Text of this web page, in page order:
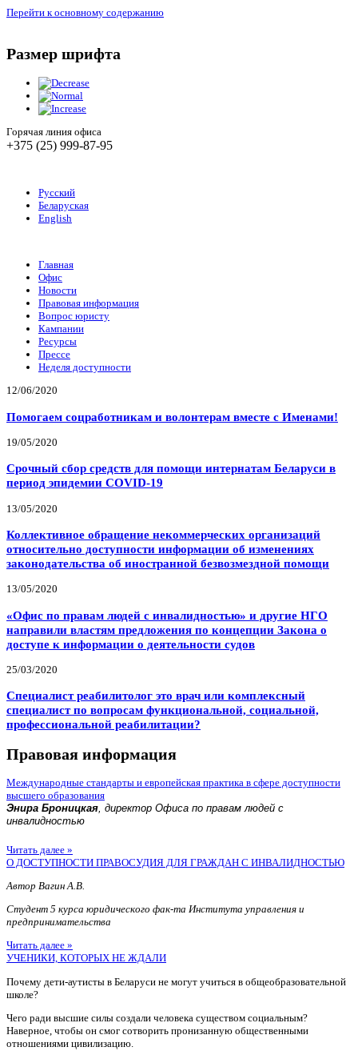
Перейти к основному содержанию
Размер шрифта
Горячая линия офиса
+375 (25) 999-87-95
Русский
Беларуская
English
Главная
Офис
Новости
Правовая информация
Вопрос юристу
Кампании
Ресурсы
Прессе
Неделя доступности
12/06/2020
Помогаем соцработникам и волонтерам вместе с Именами!
19/05/2020
Срочный сбор средств для помощи интернатам Беларуси в
период эпидемии COVID-19
13/05/2020
Коллективное обращение некоммерческих организаций
относительно доступности информации об изменениях
законодательства об иностранной безвозмездной помощи
13/05/2020
«Офис по правам людей с инвалидностью» и другие НГО
направили властям предложения по концепции Закона о
доступе к информации о деятельности судов
25/03/2020
Специалист реабилитолог это врач или комплексный
специалист по вопросам функциональной, социальной,
профессиональной реабилитации?
Правовая информация
Международные стандарты и европейская практика в сфере доступности
высшего образования
Энира Броницкая, директор Офиса по правам людей с
инвалидностью
Читать далее »
О ДОСТУПНОСТИ ПРАВОСУДИЯ ДЛЯ ГРАЖДАН С ИНВАЛИДНОСТЬЮ
Автор Вагин А.В.
Студент 5 курса юридического фак-та Института управления и
предпринимательства
Читать далее »
УЧЕНИКИ, КОТОРЫХ НЕ ЖДАЛИ
Почему дети-аутисты в Беларуси не могут учиться в общеобразовательной
школе?
Чего ради высшие силы создали человека существом социальным?
Наверное, чтобы он смог сотворить пронизанную общественными
отношениями цивилизацию.